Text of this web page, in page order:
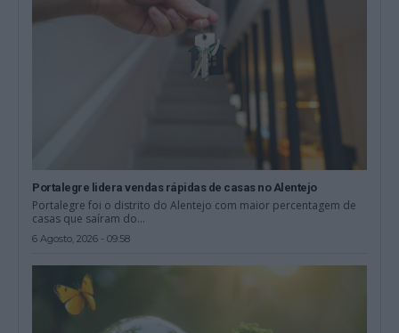
Portalegre lidera vendas rápidas de casas no Alentejo
Portalegre foi o distrito do Alentejo com maior percentagem de
casas que saíram do...
6 Agosto, 2026 - 09:58